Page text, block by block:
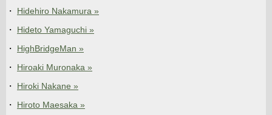
Hidehiro Nakamura »
Hideto Yamaguchi »
HighBridgeMan »
Hiroaki Muronaka »
Hiroki Nakane »
Hiroto Maesaka »